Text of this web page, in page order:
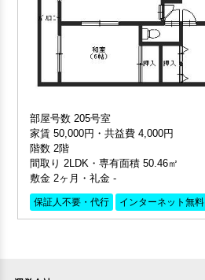
部屋号数 205号室
家賃 50,000円・共益費 4,000円
階数 2階
間取り 2LDK・専有面積 50.46㎡
敷金 2ヶ月・礼金 -
保証人不要・代行 インターネット無料